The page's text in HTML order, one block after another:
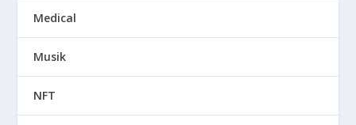
Medical
Musik
NFT